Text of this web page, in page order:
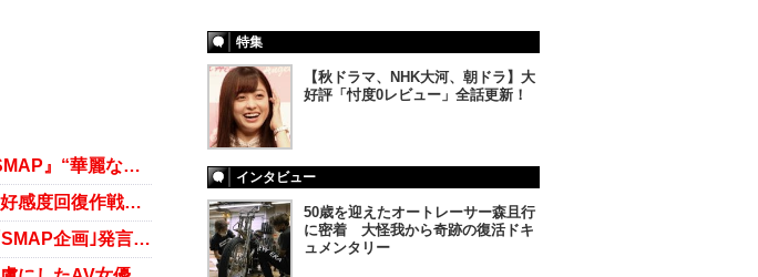
ジャニーズのキムタクびいきはいつまで続く!? フジ『SMAP×SMAP』“華麗なる木村拓哉”特集が物議！
“SMAPの裏切り者”木村拓哉、雑誌特集でメンバーに触れず……好感度回復作戦がことごとく裏目に
「スまっプだして」の怪文章も……フジテレビ亀山千広社長の「SMAP企画｣発言が空しすぎ!!
特集
【秋ドラマ、NHK大河、朝ドラ】大
好評「忖度0レビュー」全話更新！
インタビュー
50歳を迎えたオートレーサー森且行
に密着 大怪我から奇跡の復活ドキ
ュメンタリー